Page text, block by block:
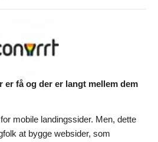
få og der er langt mellem dem
mobile landingssider. Men, dette
at bygge websider, som